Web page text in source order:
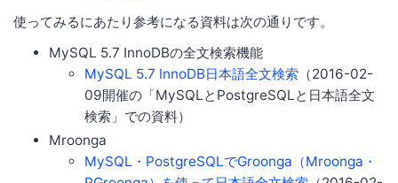
使ってみるにあたり参考になる資料は次の通りです。
MySQL 5.7 InnoDBの全文検索機能
MySQL 5.7 InnoDB日本語全文検索 （2016-02-
09開催の「MySQLとPostgreSQLと日本語全文
検索」での資料）
Mroonga
MySQL・PostgreSQLでGroonga（Mroonga・